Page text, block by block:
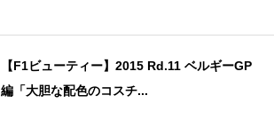
【F1ビューティー】2015 Rd.11 ベルギーGP
編「大胆な配色のコスチ...